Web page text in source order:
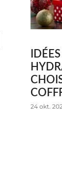
24 okt.